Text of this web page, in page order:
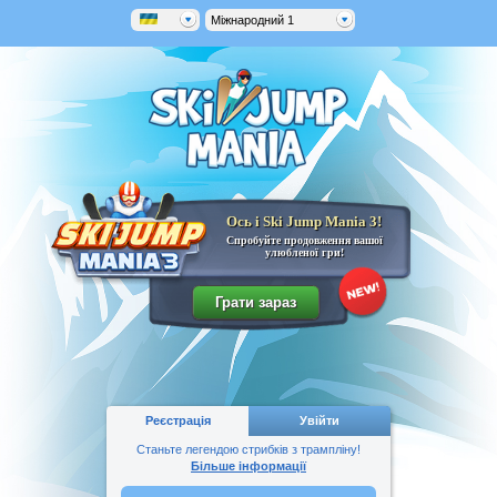
Міжнародний 1
Ось і Ski Jump Mania 3!
Спробуйте продовження вашої
улюбленої гри!
Реєстрація Увійти
Станьте легендою стрибків з трампліну!
Більше інформації